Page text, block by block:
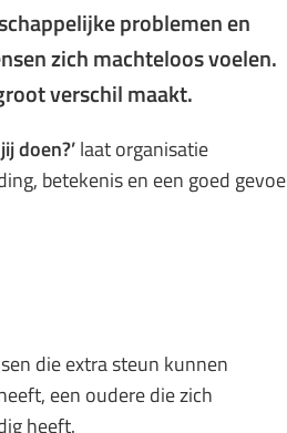
problemen en
zich machteloos voelen.
verschil maakt.
doen?’laat organisatie
betekenis en een goed
die extra steun kunnen
een oudere die zich
heeft.